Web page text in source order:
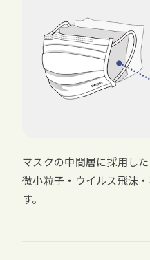
マスクの中間層に採用し
微小粒子・ウイルス飛沫
す。